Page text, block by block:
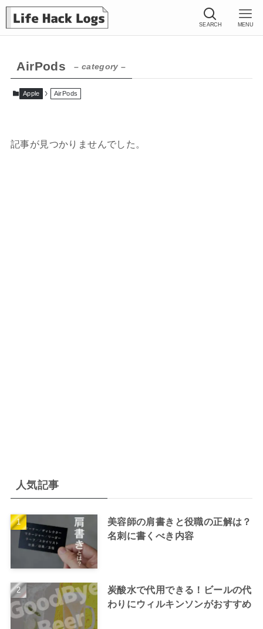
SEARCH MENU
AirPods – category –
Apple AirPods
記事が見つかりませんでした。
人気記事
美容師の肩書きと役職の正解は？
名刺に書くべき内容
炭酸水で代用できる！ビールの代
わりにウィルキンソンがおすすめ